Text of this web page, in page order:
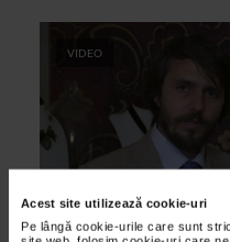
Acest site utilizează cookie-uri
Pe lângă cookie-urile care sunt
VIDEO